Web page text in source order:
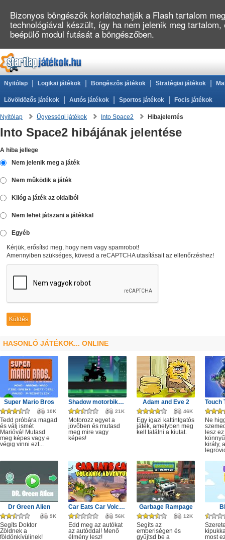
Nyitólap Logikai játékok Böngészős játékok Stratégiai játékok
Lövöldözős játékok Autós játékok Sportos játékok Focis játékok
Nyitólap Ügyességi játékok Into Space2 Hibajelentés
Into Space2 hibájának jelentése
A hiba jellege
Nem jelenik meg a játék
Nem működik a játék
Kilóg a játék az oldalból
Nem lehet játszani a játékkal
Egyéb
Kérjük, erősítsd meg, hogy nem vagy spamrobot!
Amennyiben szükséges, kövesd a reCAPTCHA utasításait az ellenőrzéshez!
HASONLÓ JÁTÉKOK... ONLINE
Super Mario Bros
10K
Tedd próbára magad
és válj ismét
Marióvá! Mutasd
meg képes vagy e
végig vinni ezt...
Shadow motorbike rider game
21K
Motorozz egyet a
jövőben és mutasd
meg mire vagy
képes!
Adam and Eve 2
46K
Egy igazi kattintgatós
játék, amelyben meg
kell találni a kiutat.
Ne
lesz
király,
Dr Green Alien
9K
Segíts Doktor
Zöldnek a
földönkívülinek!
Car Eats Car Volcanic Adventure
56K
Edd meg az autókat
az autóddal! Menő
élmény lesz!
Garbage Rampage
12K
Segíts az
emberiségen és
gyűjtsd be a
most
Bizonyos böngészők korlátozhatják a Flash tartalom
technológiával készült, így ha nem jelenik meg
beépülő modul futását a böngészőben.